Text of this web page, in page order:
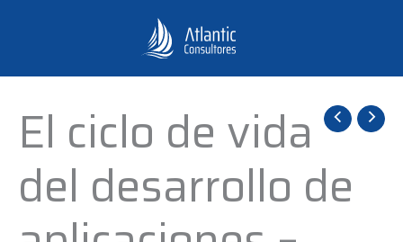
El ciclo de vida
del desarrollo de
El
ciclo
vida